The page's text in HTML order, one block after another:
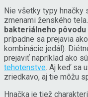
Nie všetky typy
zmenami ženského
bakteriálneho pôvodu
prípadne sa prejavia ako
kombinácie jedál).
prejaviť napríklad ako
tehotenstve. Aj keď sa
zriedkavo, aj tie môžu
Hnačka je tiež